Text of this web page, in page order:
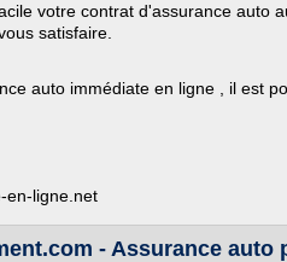
votre contrat d'assurance auto
satisfaire.
auto immédiate en ligne , il est
en-ligne.net
- Assurance auto